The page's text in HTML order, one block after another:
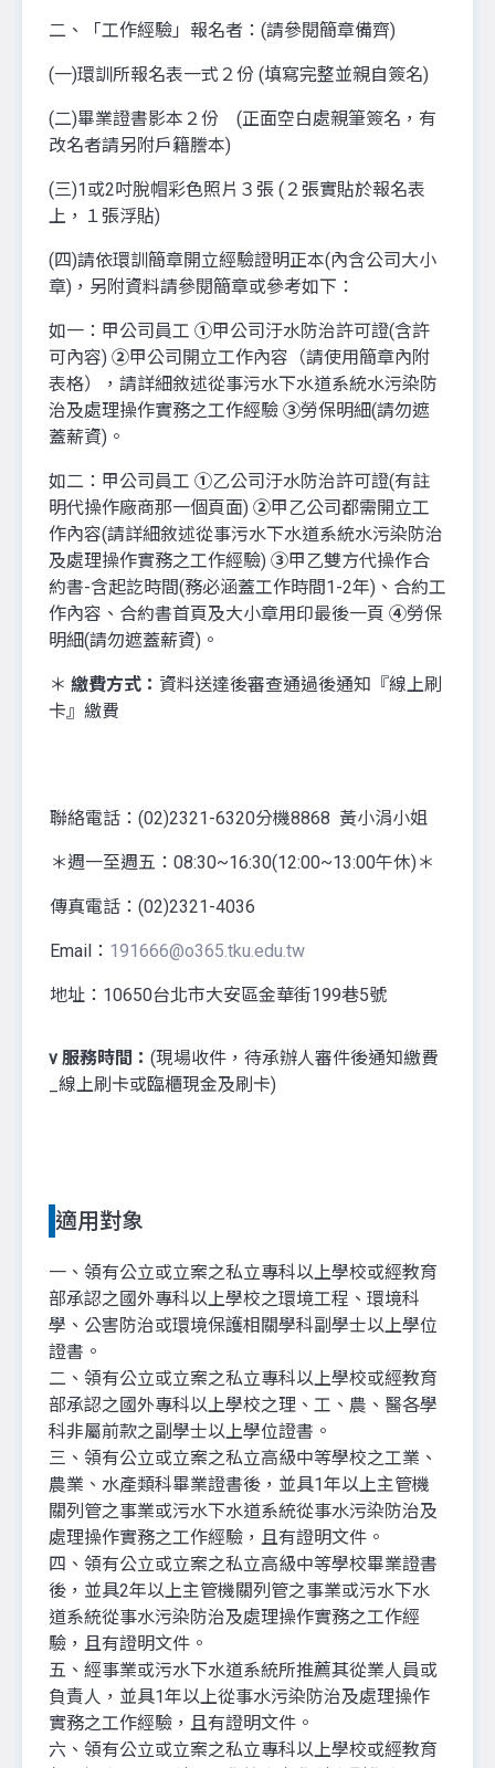
二、「工作經驗」報名者：(請參閱簡章備齊)
(一)環訓所報名表一式２份 (填寫完整並親自簽名)
(二)畢業證書影本２份 (正面空白處親筆簽名，有
改名者請另附戶籍謄本)
(三)1或2吋脫帽彩色照片３張 (２張實貼於報名表
上，１張浮貼)
(四)請依環訓簡章開立經驗證明正本(內含公司大小
章)，另附資料請參閱簡章或參考如下：
如一：甲公司員工 ①甲公司汙水防治許可證(含許
可內容) ②甲公司開立工作內容（請使用簡章內附
表格），請詳細敘述從事污水下水道系統水污染防
治及處理操作實務之工作經驗 ③勞保明細(請勿遮
蓋薪資)。
如二：甲公司員工 ①乙公司汙水防治許可證(有註
明代操作廠商那一個頁面) ②甲乙公司都需開立工
作內容(請詳細敘述從事污水下水道系統水污染防治
及處理操作實務之工作經驗) ③甲乙雙方代操作合
約書-含起訖時間(務必涵蓋工作時間1-2年)、合約工
作內容、合約書首頁及大小章用印最後一頁 ④勞保
明細(請勿遮蓋薪資)。
＊ 繳費方式： 資料送達後審查通過後通知『線上刷
卡』繳費
聯絡電話：(02)2321-6320分機8868 黃小涓小姐
＊週一至週五：08:30~16:30(12:00~13:00午休)＊
傳真電話：(02)2321-4036
Email： 191666@o365.tku.edu.tw
地址：10650台北市大安區金華街199巷5號
v 服務時間： (現場收件，待承辦人審件後通知繳費
_線上刷卡或臨櫃現金及刷卡)
適用對象
一、領有公立或立案之私立專科以上學校或經教育
部承認之國外專科以上學校之環境工程、環境科
學、公害防治或環境保護相關學科副學士以上學位
證書。
二、領有公立或立案之私立專科以上學校或經教育
部承認之國外專科以上學校之理、工、農、醫各學
科非屬前款之副學士以上學位證書。
三、領有公立或立案之私立高級中等學校之工業、
農業、水產類科畢業證書後，並具1年以上主管機
關列管之事業或污水下水道系統從事水污染防治及
處理操作實務之工作經驗，且有證明文件。
四、領有公立或立案之私立高級中等學校畢業證書
後，並具2年以上主管機關列管之事業或污水下水
道系統從事水污染防治及處理操作實務之工作經
驗，且有證明文件。
五、經事業或污水下水道系統所推薦其從業人員或
負責人，並具1年以上從事水污染防治及處理操作
實務之工作經驗，且有證明文件。
六、領有公立或立案之私立專科以上學校或經教育